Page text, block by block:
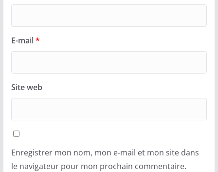
E-mail*
Site web
Enregistrer mon nom, mon e-mail et mon site dans
le navigateur pour mon prochain commentaire.